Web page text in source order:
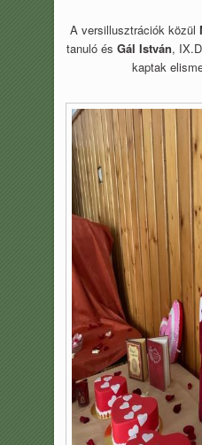
A versillusztrációk közül
tanuló és Gál István,
kaptak